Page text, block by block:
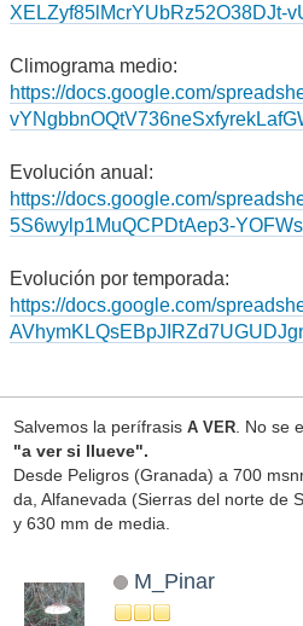
XELZyf85lMcrYUbRz52O38DJt-
Climograma medio:
https://docs.google.com/
Evolución anual:
https://docs.google.com/
5S6wylp1MuQCPDtAep3-
Evolución por temporada:
https://docs.google.com/
Salvemos la perífrasis A VER. No se
"a ver si llueve".
Desde Peligros (Granada) a 700
da, Alfanevada (Sierras del norte de
y 630 mm de media.
M_Pinar